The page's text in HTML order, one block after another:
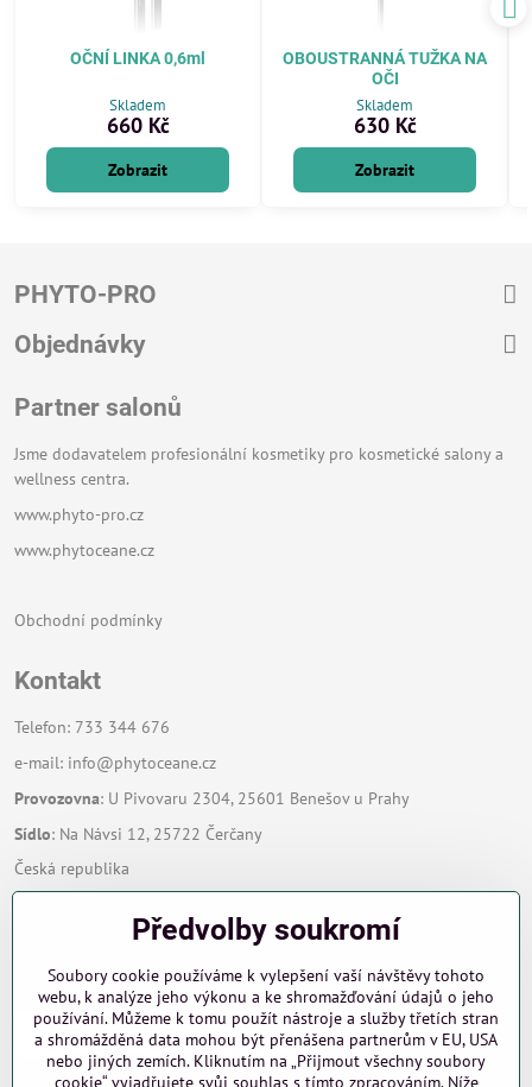
OČNÍ LINKA 0,6ml
Skladem
660 Kč
Zobrazit
OBOUSTRANNÁ TUŽKA NA
OČI
Skladem
630 Kč
Zobrazit
PHYTO-PRO
Objednávky
Partner salonů
Jsme dodavatelem profesionální kosmetiky pro kosmetické salony a
wellness centra.
www.phyto-pro.cz
www.phytoceane.cz
Obchodní podmínky
Kontakt
Telefon: 733 344 676
e-mail: info@phytoceane.cz
Provozovna: U Pivovaru 2304, 25601 Benešov u Prahy
Sídlo: Na Návsi 12, 25722 Čerčany
Česká republika
Zavoláme Vám zpět
Váš telefon *
Předvolby soukromí
Soubory cookie používáme k vylepšení vaší návštěvy tohoto
webu, k analýze jeho výkonu a ke shromažďování údajů o jeho
používání. Můžeme k tomu použít nástroje a služby třetích stran
a shromážděná data mohou být přenášena partnerům v EU, USA
nebo jiných zemích. Kliknutím na „Přijmout všechny soubory
cookie“ vyjadřujete svůj souhlas s tímto zpracováním. Níže